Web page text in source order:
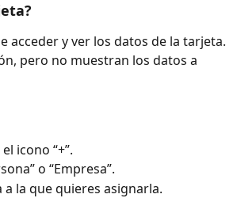
acceder y ver los datos de la tarjeta.
pero no muestran los datos a
icono “+”.
o “Empresa”.
a la que quieres asignarla.